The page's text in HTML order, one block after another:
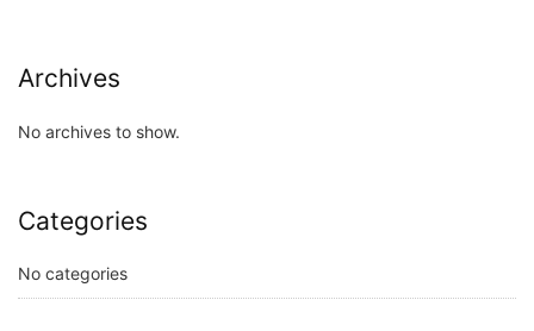
Archives
No archives to show.
Categories
No categories